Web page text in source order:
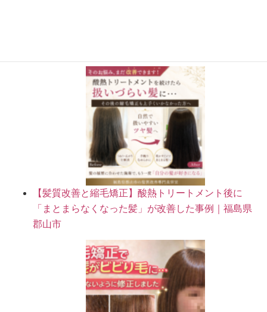
【髪質改善と縮毛矯正】酸熱トリートメント後に
「まとまらなくなった髪」が改善した事例｜福島県
郡山市